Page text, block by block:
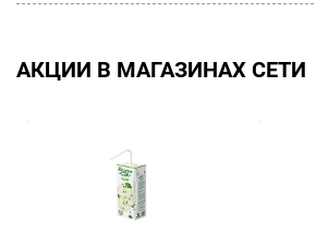
АКЦИИ В МАГАЗИНАХ СЕТИ